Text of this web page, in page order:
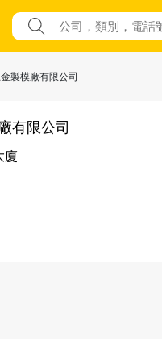
製模廠有限公司
有限公司
廈